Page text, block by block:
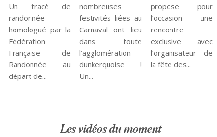
Un tracé de
randonnée
homologué par la
Fédération
Française de
Randonnée au
départ de...
nombreuses
festivités liées au
Carnaval ont lieu
dans toute
l’agglomération
dunkerquoise !
Un...
propose pour
l’occasion une
rencontre
exclusive avec
l’organisateur de
la fête des...
Les vidéos du moment